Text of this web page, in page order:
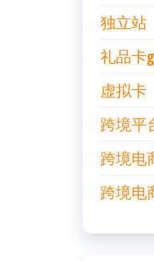
独立站
礼品卡
虚拟卡
跨境平
跨境电
跨境电